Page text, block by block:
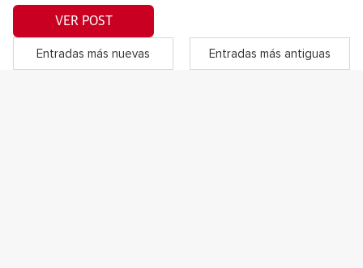
VER POST
Entradas más nuevas Entradas más antiguas